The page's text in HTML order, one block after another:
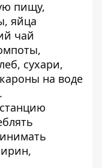
пищу,
яйца
чай
сухари,
на воде